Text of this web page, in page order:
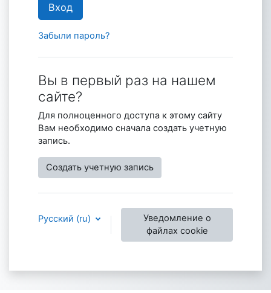
Вход
Забыли пароль?
Вы в первый раз на нашем
сайте?
Для полноценного доступа к этому сайту
Вам необходимо сначала создать учетную
запись.
Создать учетную запись
Русский ‎(ru)‎
Уведомление о
файлах cookie